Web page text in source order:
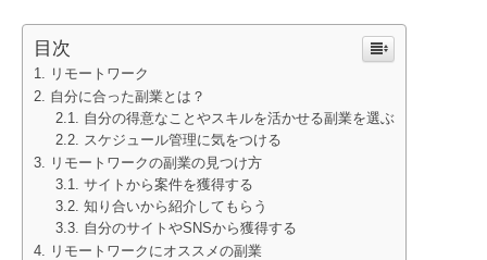
目次
リモートワーク
自分に合った副業とは？
自分の得意なことやスキルを活かせる副業を選ぶ
スケジュール管理に気をつける
リモートワークの副業の見つけ方
サイトから案件を獲得する
知り合いから紹介してもらう
自分のサイトやSNSから獲得する
リモートワークにオススメの副業